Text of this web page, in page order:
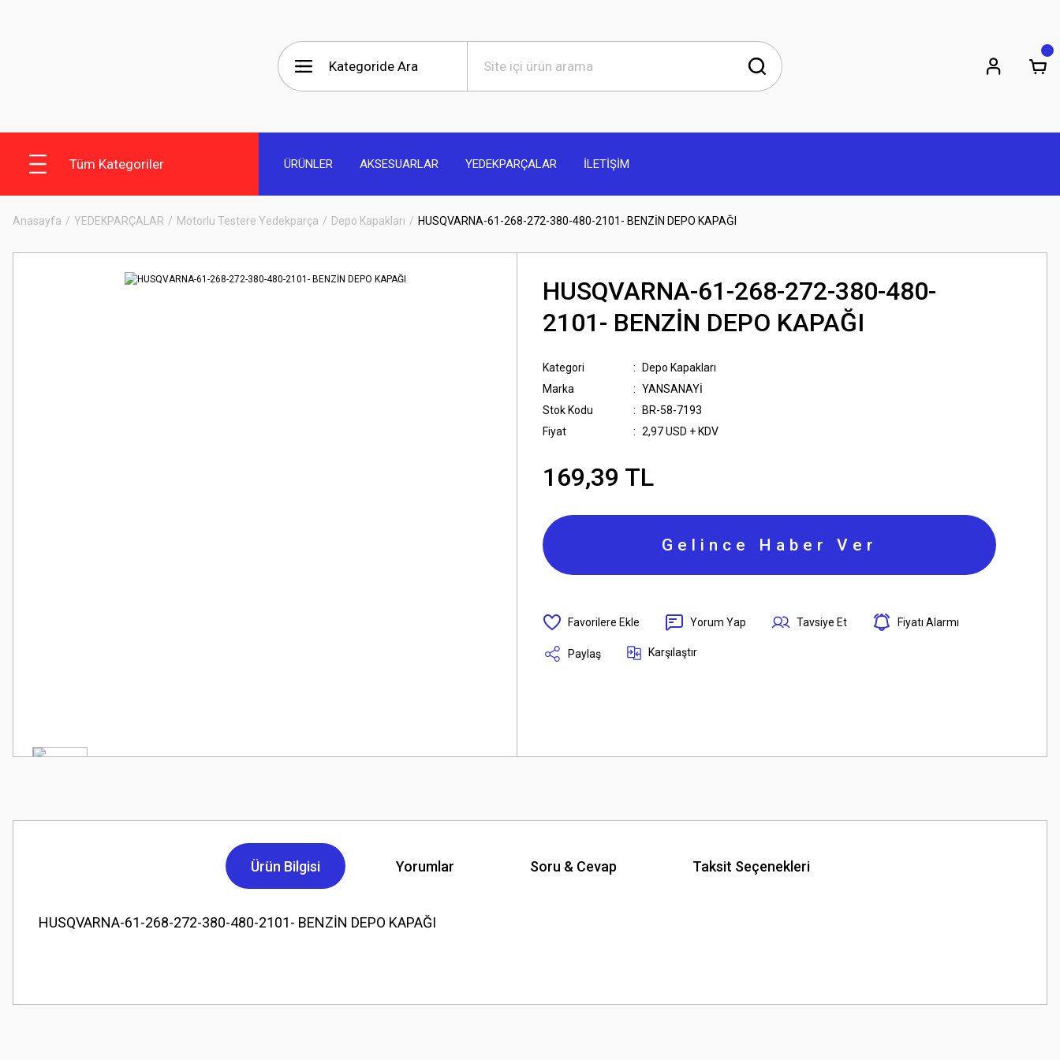
Tüm Kategoriler ÜRÜNLER AKSESUARLAR YEDEKPARÇALAR İLETİŞİM
Anasayfa YEDEKPARÇALAR Motorlu Testere Yedekparça Depo Kapakları HUSQVARNA-61-268-272-380-480-2101- BENZİN DEPO KAPAĞI
HUSQVARNA-61-268-272-380-480-
2101- BENZİN DEPO KAPAĞI
Kategori
Depo Kapakları
Marka
YANSANAYİ
Stok Kodu
BR-58-7193
Fiyat
2,97 USD + KDV
169,39 TL
Gelince Haber Ver
Yorum Yap Tavsiye Et Fiyatı Alarmı
Paylaş Karşılaştır
Ürün Bilgisi Yorumlar Soru & Cevap Taksit Seçenekleri
HUSQVARNA-61-268-272-380-480-2101- BENZİN DEPO KAPAĞI